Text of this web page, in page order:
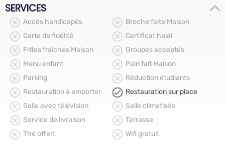
SERVICES
Accès handicapés
Broche faite Maison
Carte de fidélité
Certificat halal
Frîtes fraiches Maison
Groupes acceptés
Menu enfant
Pain fait Maison
Parking
Réduction étudiants
Restauration à emporter
Restauration sur place
Salle avec télévision
Salle climatisée
Service de livraison
Terrasse
Thé offert
Wifi gratuit